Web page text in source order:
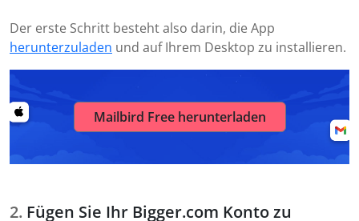
Der erste Schritt besteht also darin, die App
herunterzuladen und auf Ihrem Desktop zu installieren.
Mailbird Free herunterladen
Fügen Sie Ihr Bigger.com Konto zu